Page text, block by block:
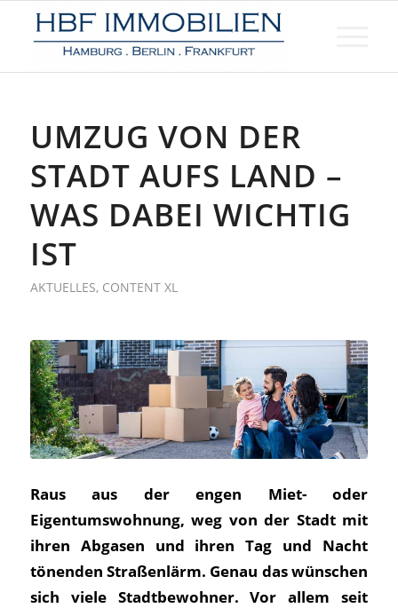
UMZUG VON DER
STADT AUFS LAND –
WAS DABEI WICHTIG
IST
AKTUELLES, CONTENT XL
Raus aus der engen Miet- oder
Eigentumswohnung, weg von der Stadt mit
ihren Abgasen und ihren Tag und Nacht
tönenden Straßenlärm. Genau das wünschen
sich viele Stadtbewohner. Vor allem seit